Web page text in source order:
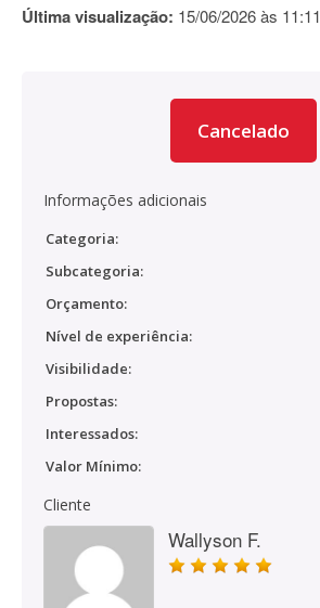
Última visualização: 15/06/2026 às 11:11
Cancelado
Informações adicionais
Categoria:
Subcategoria:
Orçamento:
Nível de experiência:
Visibilidade:
Propostas:
Interessados:
Valor Mínimo:
Cliente
Wallyson F.